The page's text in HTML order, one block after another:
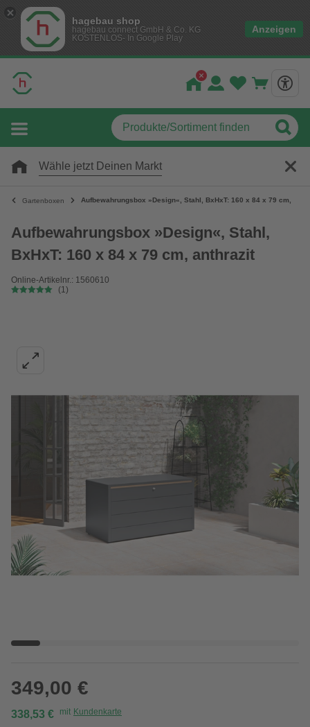
hagebau shop
hagebau connect GmbH & Co. KG
KOSTENLOS- In Google Play
Anzeigen
Wähle jetzt Deinen Markt
Gartenboxen Aufbewahrungsbox »Design«, Stahl, BxHxT: 160 x 84 x 79 cm,
Aufbewahrungsbox »Design«, Stahl,
BxHxT: 160 x 84 x 79 cm, anthrazit
Online-Artikelnr.: 1560610
(1)
349,00 €
338,53 € mit Kundenkarte